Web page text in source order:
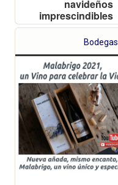
navideños
imprescindibles
para los
amantes del
mejor vino,
perfectos para
regalar,
compartir y
brindar estas
fiestas
Bodegas